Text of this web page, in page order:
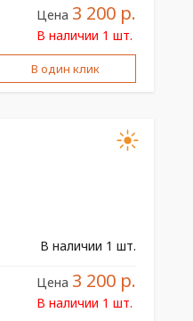
Цена 3 200 р.
В наличии 1 шт.
В один клик
В наличии 1 шт.
Цена 3 200 р.
В наличии 1 шт.